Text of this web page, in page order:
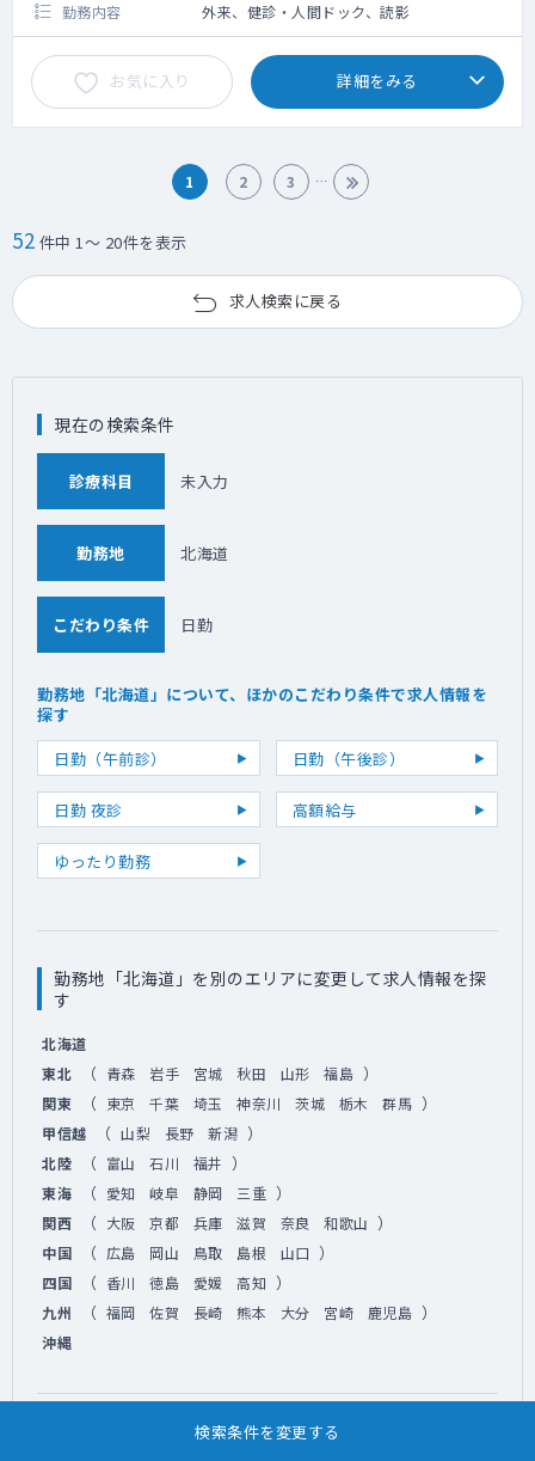
勤務内容 外来、健診・人間ドック、読影
お気に入り 詳細をみる
1 2 3
52 件中 1～ 20件を表示
求人検索に戻る
検索条件を変更する
現在の検索条件
診療科目 未入力
勤務地 北海道
こだわり条件 日勤
勤務地「北海道」について、ほかのこだわり条件で求人情報を
探す
日勤（午前診）
日勤（午後診）
日勤 夜診 高額給与
ゆったり勤務
勤務地「北海道」を別のエリアに変更して求人情報を探
す
北海道
東北
（ 青森 岩手 宮城 秋田 山形 福島 ）
関東 （ 東京 千葉 埼玉 神奈川 茨城 栃木 群馬 ）
甲信越 （ 山梨 長野 新潟 ）
北陸 （ 富山 石川 福井 ）
東海 （ 愛知 岐阜 静岡 三重 ）
関西 （ 大阪 京都 兵庫 滋賀 奈良 和歌山 ）
中国 （ 広島 岡山 鳥取 島根 山口 ）
四国 （ 香川 徳島 愛媛 高知 ）
九州 （ 福岡 佐賀 長崎 熊本 大分 宮崎 鹿児島 ）
沖縄
こだわり条件「日勤」を別の条件に変更して求人情報を